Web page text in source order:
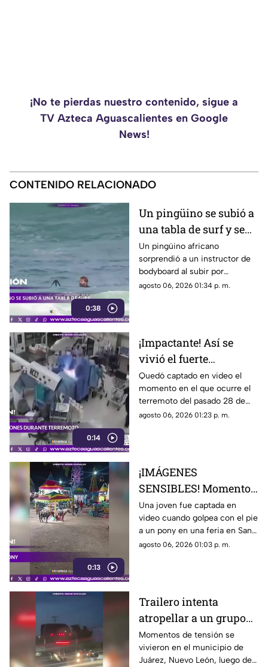
¡No te pierdas nuestro contenido, sigue a
TV Azteca Aguascalientes en Google
News!
CONTENIDO RELACIONADO
0:38
Un pingüino se subió a
una tabla de surf y se
viraliza
Un pingüino africano
sorprendió a un instructor de
bodyboard al subir por
iniciativa propia a su tabla y
agosto 06, 2026 01:34 p. m.
0:14
¡Impactante! Así se
vivió el fuerte
terremoto en el
quirófano de un
hospital
Quedó captado en video el
momento en el que ocurre el
terremoto del pasado 28 de
julio en Japón al interior de un
agosto 06, 2026 01:23 p. m.
0:13
¡IMÁGENES
SENSIBLES! Momento
en el que mujer golpea
a un pony durante una
feria
Una joven fue captada en
video cuando golpea con el pie
a un pony en una feria en San
Luis Potosí; el hecho ha
agosto 06, 2026 01:03 p. m.
Trailero intenta
atropellar a un grupo
de personas y choca
varios vehículos
Momentos de tensión se
vivieron en el municipio de
Juárez, Nuevo León, luego de